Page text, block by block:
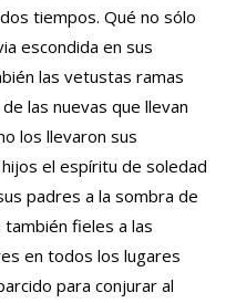
tiempos. Qué no sólo
escondida en sus
las vetustas ramas
las nuevas que llevan
los llevaron sus
el espíritu de soledad
padres a la sombra de
también fieles a las
en todos los lugares
para conjurar al